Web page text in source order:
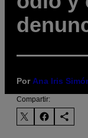
Por Ana Iris
Compartir: